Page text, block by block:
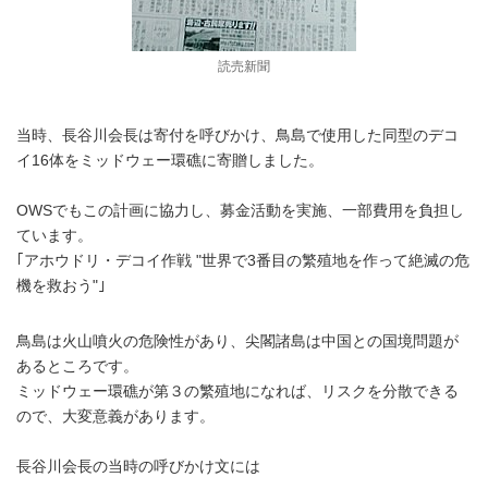
読売新聞
当時、長谷川会長は寄付を呼びかけ、鳥島で使用した同型のデコ
イ16体をミッドウェー環礁に寄贈しました。
OWSでもこの計画に協力し、募金活動を実施、一部費用を負担し
ています。
｢アホウドリ・デコイ作戦 "世界で3番目の繁殖地を作って絶滅の危
機を救おう"｣
鳥島は火山噴火の危険性があり、尖閣諸島は中国との国境問題が
あるところです。
ミッドウェー環礁が第３の繁殖地になれば、リスクを分散できる
ので、大変意義があります。
長谷川会長の当時の呼びかけ文には